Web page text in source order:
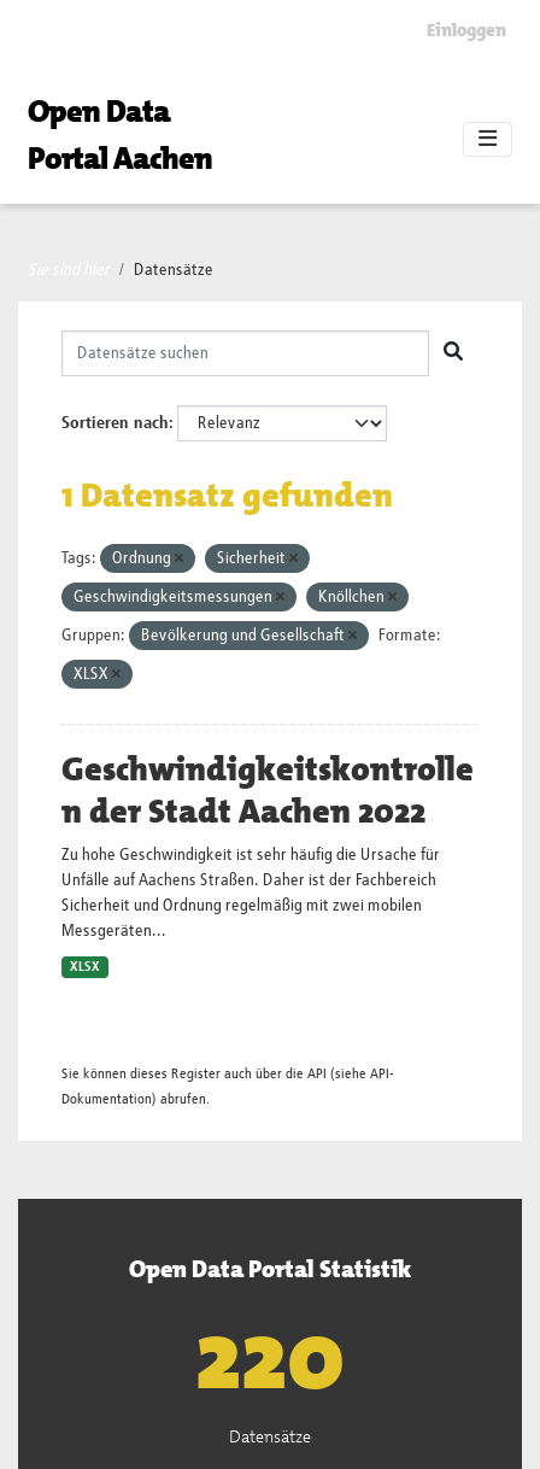
Einloggen
Open Data
Portal Aachen
Datensätze
Sortieren nach
1 Datensatz gefunden
Tags: Ordnung Sicherheit
Geschwindigkeitsmessungen Knöllchen
Gruppen: Bevölkerung und Gesellschaft Formate:
XLSX
Geschwindigkeitskontrolle
n der Stadt Aachen 2022
Zu hohe Geschwindigkeit ist sehr häufig die Ursache für
Unfälle auf Aachens Straßen. Daher ist der Fachbereich
Sicherheit und Ordnung regelmäßig mit zwei mobilen
Messgeräten...
XLSX
Sie können dieses Register auch über die API (siehe API-
Dokumentation) abrufen.
Open Data Portal Statistik
222
Datensätze